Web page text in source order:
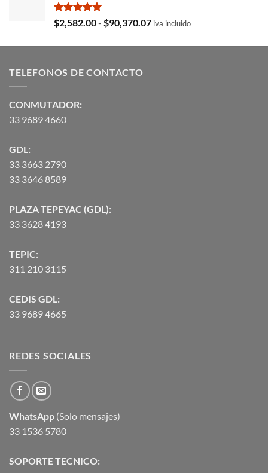
$35,369.97. $29,103.19.
Valorado
con
$2,582.00- $90,370.07Rango
precios:
iva incluido
TELEFONOS DE CONTACTO
CONMUTADOR:
33 9689 4660
GDL:
33 3663 2790
33 3646 8589
PLAZA TEPEYAC (GDL):
33 3628 4193
TEPIC:
311 210 3115
CEDIS GDL:
33 9689 4665
REDES SOCIALES
WhatsApp (Solo mensajes)
33 1536 5780
SOPORTE TECNICO: